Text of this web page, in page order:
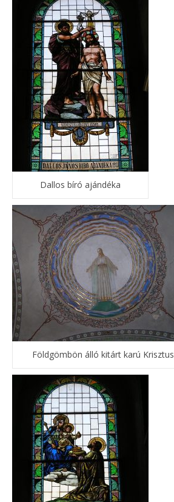
Dallos bíró ajándéka
Földgömbön álló kitárt karú Krisztus